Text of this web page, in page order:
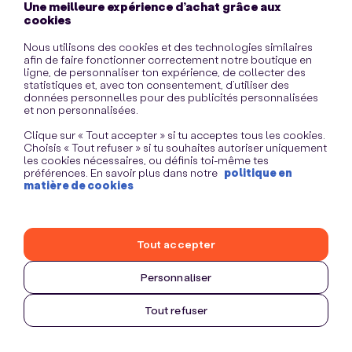
Une meilleure expérience d’achat grâce aux
cookies
Nous utilisons des cookies et des technologies similaires
afin de faire fonctionner correctement notre boutique en
ligne, de personnaliser ton expérience, de collecter des
statistiques et, avec ton consentement, d’utiliser des
données personnelles pour des publicités personnalisées
et non personnalisées.
Clique sur « Tout accepter » si tu acceptes tous les cookies.
Choisis « Tout refuser » si tu souhaites autoriser uniquement
les cookies nécessaires, ou définis toi-même tes
préférences. En savoir plus dans notre politique en
matière de cookies
Personnaliser
Tout refuser
Tout accepter